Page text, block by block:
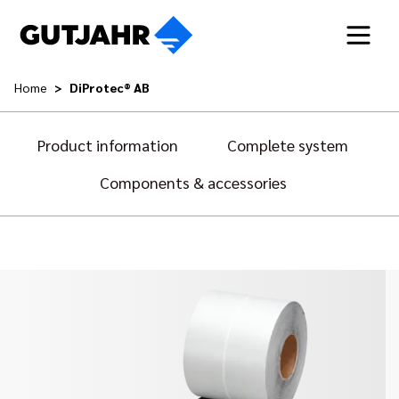
Home DiProtec® AB
Product information
Complete system
Components & accessories